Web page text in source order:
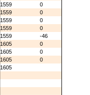
1559
0
1559
0
1559
0
1559
0
1559
-46
1605
0
1605
0
1605
0
1605